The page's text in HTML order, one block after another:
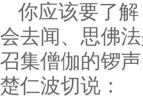
你应该要了
会去闻、思佛
召集僧伽的锣
楚仁波切说：